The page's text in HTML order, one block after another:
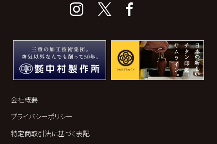
会社概要
プライバシーポリシー
特定商取引法に基づく表記